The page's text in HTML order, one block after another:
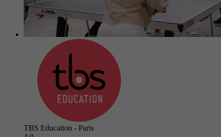
TBS Education - Paris